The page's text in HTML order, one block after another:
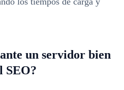
un servidor bien
SEO?